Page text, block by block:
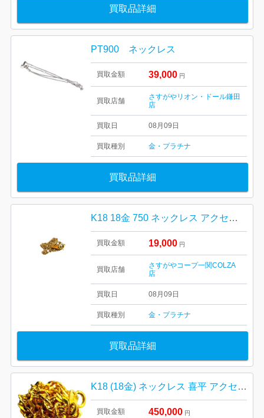
買取品詳細
PT900 ネックレス
買取金額 39,000 円
買取店舗
さすがやリオン・ドール鎌田
店
買取日 08月09日
買取種別 金・プラチナ
買取品詳細
K18 18金 750 ネックレス アクセサリー 貴金属
買取金額 19,000 円
買取店舗
さすがやコープ一関COLZA
店
買取日 08月09日
買取種別 金・プラチナ
買取品詳細
K18 (18金) ネックレス 喜平 アクセサリー 貴金属
買取金額 450,000 円